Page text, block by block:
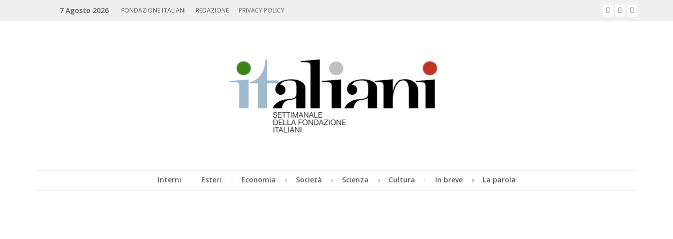
Search
7 Agosto 2026 FONDAZIONE ITALIANI REDAZIONE PRIVACY POLICY
Interni Esteri Economia Società Scienza Cultura In breve La parola